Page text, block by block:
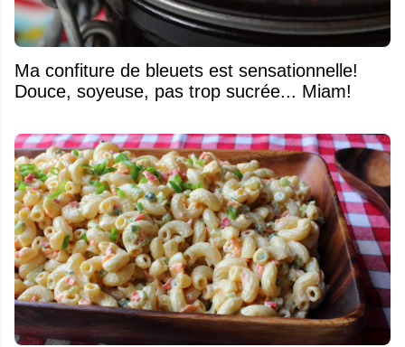
Ma confiture de bleuets est sensationnelle!
Douce, soyeuse, pas trop sucrée... Miam!